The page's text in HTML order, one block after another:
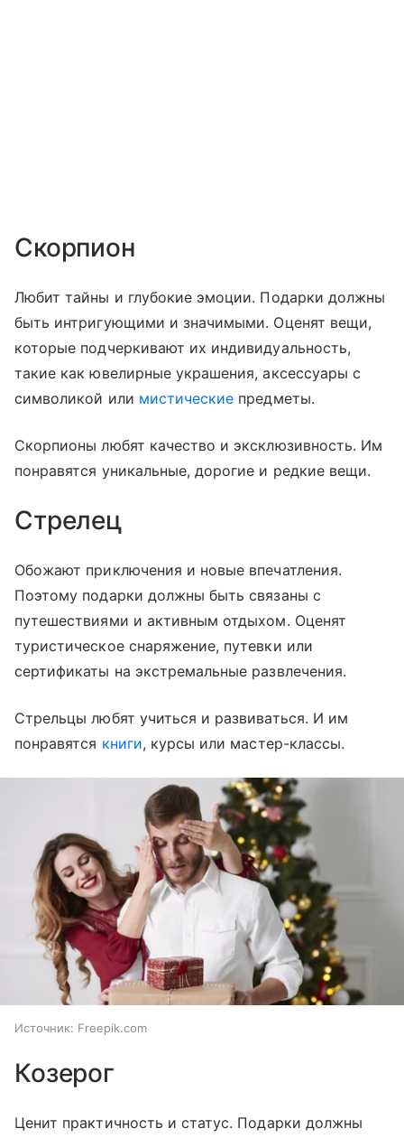
Скорпион
Любит тайны и глубокие эмоции. Подарки должны
быть интригующими и значимыми. Оценят вещи,
которые подчеркивают их индивидуальность,
такие как ювелирные украшения, аксессуары с
символикой или мистические предметы.
Скорпионы любят качество и эксклюзивность. Им
понравятся уникальные, дорогие и редкие вещи.
Стрелец
Обожают приключения и новые впечатления.
Поэтому подарки должны быть связаны с
путешествиями и активным отдыхом. Оценят
туристическое снаряжение, путевки или
сертификаты на экстремальные развлечения.
Стрельцы любят учиться и развиваться. И им
понравятся книги, курсы или мастер-классы.
Источник: Freepik.com
Козерог
Ценит практичность и статус. Подарки должны